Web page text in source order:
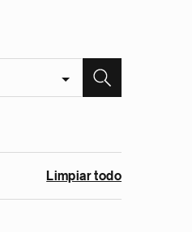
Limpiar todo